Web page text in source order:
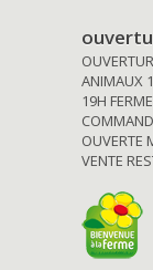
ANIMAUX
19H
OUVERTE
VENTE